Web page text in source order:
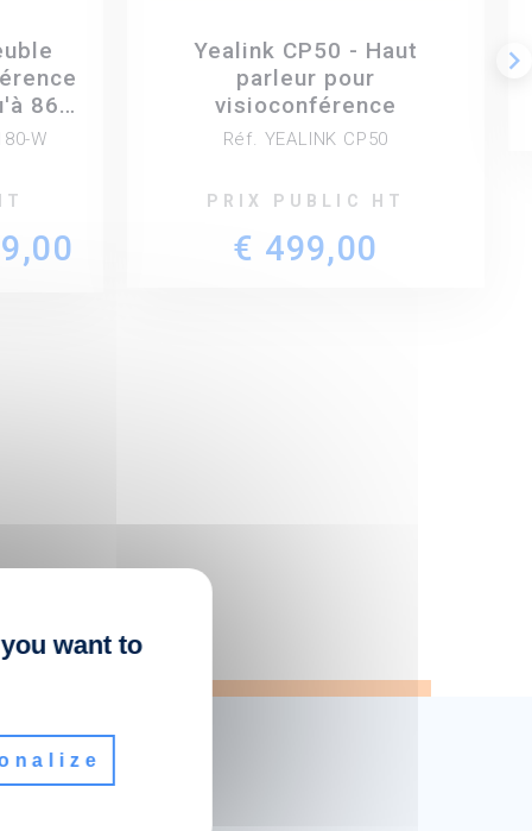
keyboard_arrow_right
86
W
Yealink CP50 - Haut
parleur pour
visioconférence
Réf. YEALINK CP50
PRIX PUBLIC HT
€ 499,00
want to